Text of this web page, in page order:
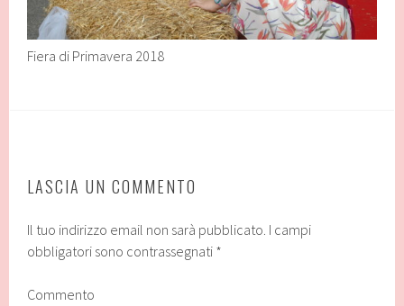
Fiera di Primavera 2018
LASCIA UN COMMENTO
Il tuo indirizzo email non sarà pubblicato. I campi
obbligatori sono contrassegnati *
Commento